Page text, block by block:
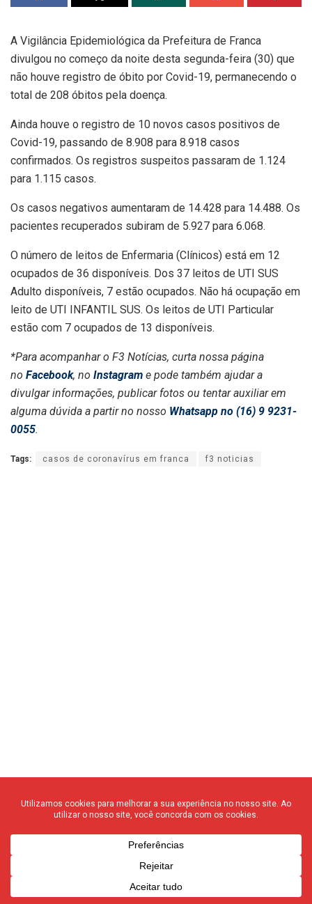
A Vigilância Epidemiológica da Prefeitura de Franca
divulgou no começo da noite desta segunda-feira (30) que
não houve registro de óbito por Covid-19, permanecendo o
total de 208 óbitos pela doença.
Ainda houve o registro de 10 novos casos positivos de
Covid-19, passando de 8.908 para 8.918 casos
confirmados. Os registros suspeitos passaram de 1.124
para 1.115 casos.
Os casos negativos aumentaram de 14.428 para 14.488. Os
pacientes recuperados subiram de 5.927 para 6.068.
O número de leitos de Enfermaria (Clínicos) está em 12
ocupados de 36 disponíveis. Dos 37 leitos de UTI SUS
Adulto disponíveis, 7 estão ocupados. Não há ocupação em
leito de UTI INFANTIL SUS. Os leitos de UTI Particular
estão com 7 ocupados de 13 disponíveis.
*Para acompanhar o F3 Notícias, curta nossa página
no Facebook, no Instagram e pode também ajudar a
divulgar informações, publicar fotos ou tentar auxiliar em
alguma dúvida a partir no nosso Whatsapp no (16) 9 9231-
0055.
Tags: casos de coronavírus em franca f3 noticias